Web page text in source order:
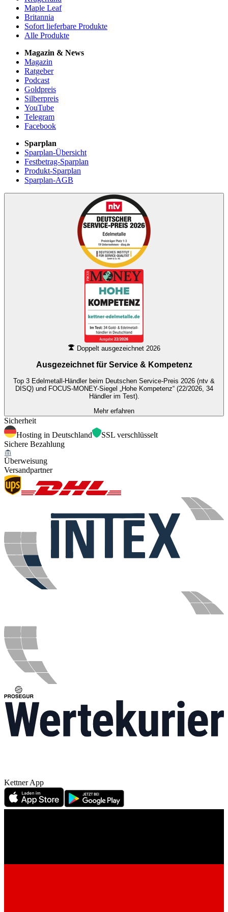
Maple Leaf
Britannia
Sofort lieferbare Produkte
Alle Produkte
Magazin & News
Magazin
Ratgeber
Podcast
Goldpreis
Silberpreis
YouTube
Telegram
Facebook
Sparplan
Sparplan-Übersicht
Festbetrag-Sparplan
Produkt-Sparplan
Sparplan-AGB
Doppelt ausgezeichnet 2026
Ausgezeichnet für Service & Kompetenz
Top 3 Edelmetall-Händler beim Deutschen Service-Preis 2026 (ntv &
DISQ) und FOCUS-MONEY-Siegel „Hohe Kompetenz“ (22/2026, 34
Händler im Test).
Mehr erfahren
Sicherheit
Hosting in Deutschland
SSL verschlüsselt
Sichere Bezahlung
Überweisung
Versandpartner
Kettner App